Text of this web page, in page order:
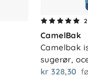
2
CamelBak
Camelbak
sugerør,
kr 328,30